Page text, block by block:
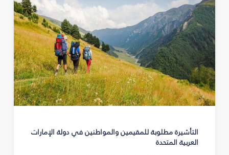
التأشيرة مطلوبة للمقيمين والمواطنين في دولة الإمارات
العربية المتحدة